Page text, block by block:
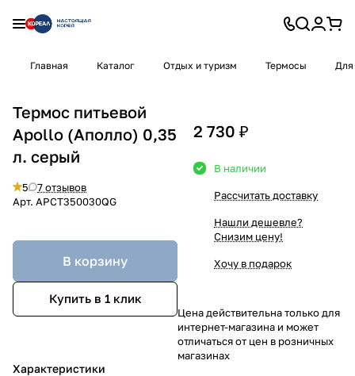
Главная Каталог Отдых и туризм Термосы Для
Термос питьевой
Apollo (Аполло) 0,35
л. серый
5
7 отзывов
Арт. APCT350030QG
В корзину
Купить в 1 клик
Характеристики
2 730 ₽
В наличии
Рассчитать доставку
Нашли дешевле?
Снизим цену!
Хочу в подарок
Цена действительна только для
интернет-магазина и может
отличаться от цен в розничных
магазинах